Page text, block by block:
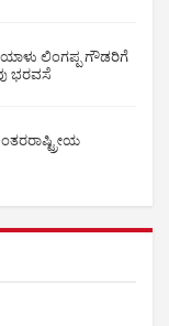
ಲಿಂಗಪ್ಪ ಗೌಡರಿಗೆ
ಭರವಸೆ